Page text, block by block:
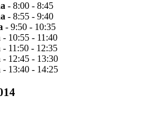
- 8:00 - 8:45
- 8:55 - 9:40
- 9:50 - 10:35
- 10:55 - 11:40
- 11:50 - 12:35
- 12:45 - 13:30
- 13:40 - 14:25